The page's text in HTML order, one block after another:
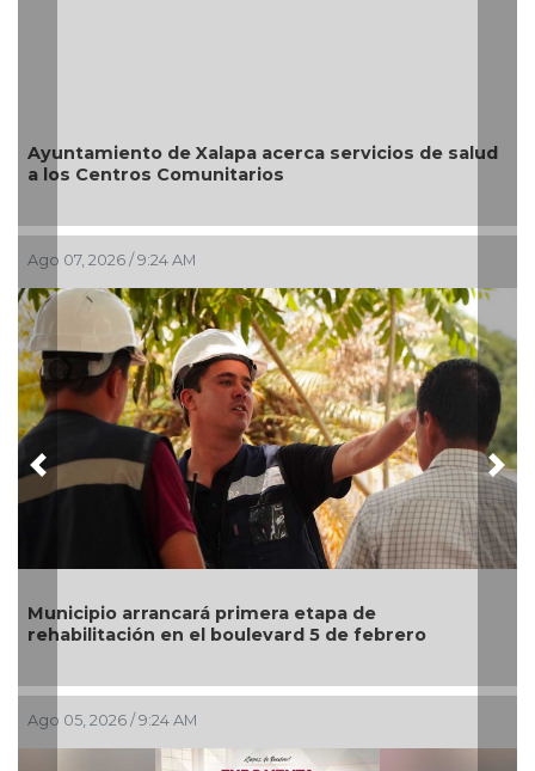
Reabrirá Coatzacoalcos la Alberca Semiolímpica
Zona Centro
Ago 04, 2026 / 4:41 PM
Invita Ayuntamiento de Veracruz a Temporada de
Artes “Escena Viva”
Ago 03, 2026 / 7:59 PM
Previous